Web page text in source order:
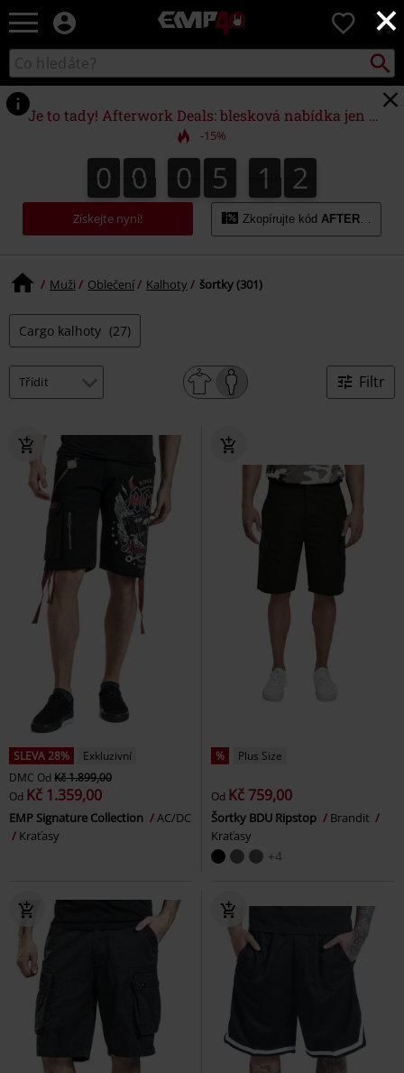
×
EMP
Hudba,
filmy
&
seriály,
Merch
pro
hráče,
Alternativní
móda
0
Katalog
vyhledávání
Je to tady! Afterwork Deals: blesková nabídka jen do půlnoci!
-15%
0
0 0
0 0
0 5
5 1
1 9
0
9
1
0
Získejte nyní! Zkopírujte kód AFTERWORK
Muži Oblečení Kalhoty šortky (301)
Cargo kalhoty (27)
Filtr
SLEVA 28%
Exkluzivní
DMC Od Kč 1.899,00
Od Kč 1.359,00
EMP Signature Collection
AC/DC
Kraťasy
% Plus Size
Od Kč 759,00
Šortky BDU Ripstop
Brandit
Kraťasy
+4